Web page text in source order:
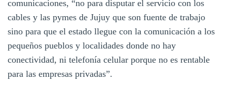
comunicaciones, “no para disputar el servicio con los
cables y las pymes de Jujuy que son fuente de trabajo
sino para que el estado llegue con la comunicación a los
pequeños pueblos y localidades donde no hay
conectividad, ni telefonía celular porque no es rentable
para las empresas privadas”.